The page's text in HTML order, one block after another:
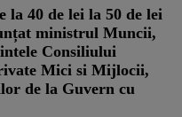
la 40 de lei la 50 de lei
ministrul Muncii,
Consiliului
Mici si Mijlocii,
de la Guvern cu